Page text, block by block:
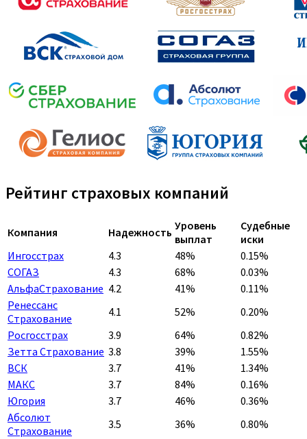
Рейтинг страховых компаний
Компания Надежность Уровень
выплат
Судебные
иски
Ингосстрах
4.3 48%
0.15%
СОГАЗ
4.3 68%
0.03%
АльфаСтрахование 4.2 41%
0.11%
Ренессанс
Страхование
4.1 52%
0.20%
Росгосстрах
3.9 64%
0.82%
Зетта Страхование 3.8 39%
1.55%
ВСК
3.7 41%
1.34%
МАКС
3.7 84%
0.16%
Югория
3.7 46%
0.36%
Абсолют
Страхование
3.5 36%
0.80%